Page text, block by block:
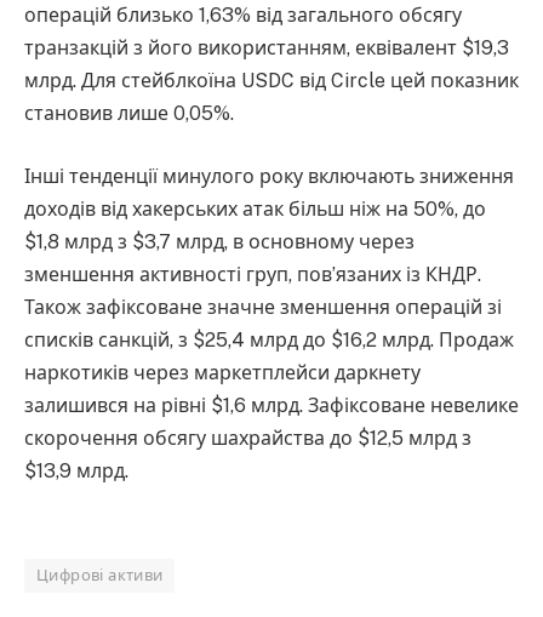
операцій близько 1,63% від загального обсягу
транзакцій з його використанням, еквівалент $19,3
млрд. Для стейблкоїна USDC від Circle цей показник
становив лише 0,05%.
Інші тенденції минулого року включають зниження
доходів від хакерських атак більш ніж на 50%, до
$1,8 млрд з $3,7 млрд, в основному через
зменшення активності груп, пов’язаних із КНДР.
Також зафіксоване значне зменшення операцій зі
списків санкцій, з $25,4 млрд до $16,2 млрд. Продаж
наркотиків через маркетплейси даркнету
залишився на рівні $1,6 млрд. Зафіксоване невелике
скорочення обсягу шахрайства до $12,5 млрд з
$13,9 млрд.
Цифрові активи